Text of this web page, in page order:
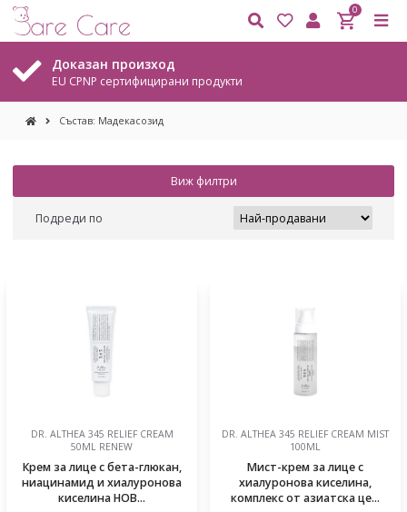
0
Доказан произход
EU CPNP сертифицирани продукти
Състав: Мадекасозид
Виж филтри
Подреди по
DR. ALTHEA 345 RELIEF CREAM
50ML RENEW
Крем за лице с бета-глюкан,
ниацинамид и хиалуронова
киселина НОВ...
DR. ALTHEA 345 RELIEF CREAM MIST
100ML
Мист-крем за лице с
хиалуронова киселина,
комплекс от азиатска це...